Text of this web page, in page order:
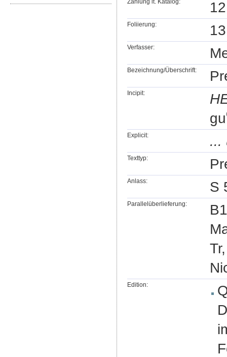
Zählung lt. Katalog:
Foliierung:
Verfasser:
Bezeichnung/Überschrift:
Incipit:
gu
Explicit: ...
Texttyp:
Anlass: S
Parallelüberlieferung:
Edition: